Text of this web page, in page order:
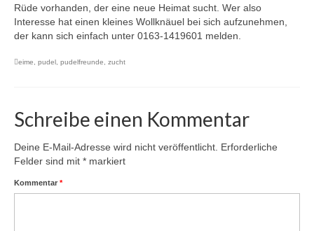
Rüde vorhanden, der eine neue Heimat sucht. Wer also
Interesse hat einen kleines Wollknäuel bei sich aufzunehmen,
der kann sich einfach unter 0163-1419601 melden.
eime pudel pudelfreunde zucht
Schreibe einen Kommentar
Deine E-Mail-Adresse wird nicht veröffentlicht. Erforderliche
Felder sind mit * markiert
Kommentar *